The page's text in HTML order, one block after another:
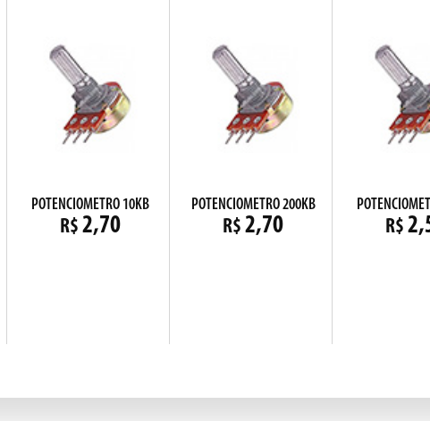
POTENCIOMETRO 10KB
R$ 2,70
POTENCIOMETRO 200KB
R$ 2,70 R$